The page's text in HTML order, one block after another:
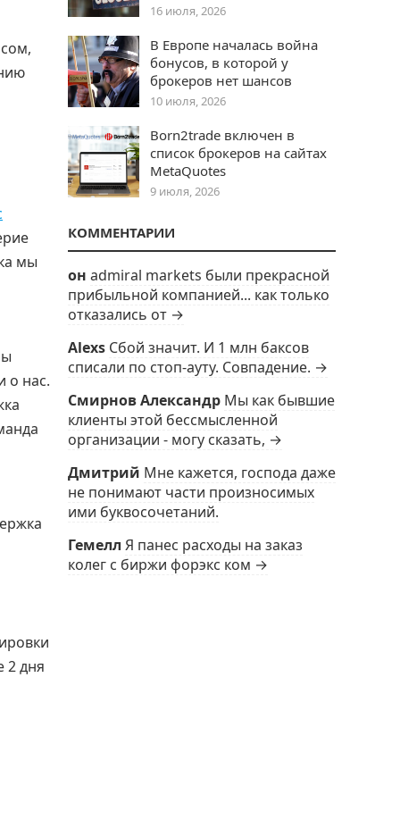
мы
о нас.
2 дня
16 июля, 2026
В Европе началась война
бонусов, в которой у
брокеров нет шансов
10 июля, 2026
Born2trade включен в
список брокеров на сайтах
MetaQuotes
9 июля, 2026
КОММЕНТАРИИ
он admiral markets были прекрасной
прибыльной компанией... как только
отказались от →
Alexs Сбой значит. И 1 млн баксов
списали по стоп-ауту. Совпадение. →
Смирнов Александр Мы как бывшие
клиенты этой бессмысленной
организации - могу сказать, →
Дмитрий Мне кажется, господа даже
не понимают части произносимых
ими буквосочетаний.
Гемелл Я панес расходы на заказ
колег с биржи форэкс ком →